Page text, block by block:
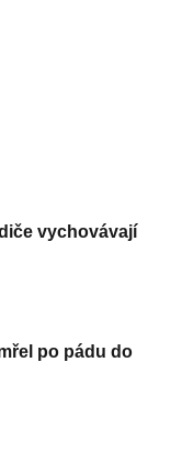
vychovávají
po pádu do